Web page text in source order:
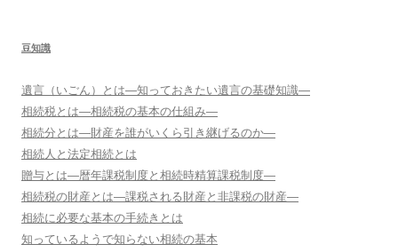
豆知識
遺言（いごん）とは―知っておきたい遺言の基礎知識―
相続税とは―相続税の基本の仕組み―
相続分とは―財産を誰がいくら引き継げるのか―
相続人と法定相続とは
贈与とは―暦年課税制度と相続時精算課税制度―
相続税の財産とは―課税される財産と非課税の財産―
相続に必要な基本の手続きとは
知っているようで知らない相続の基本